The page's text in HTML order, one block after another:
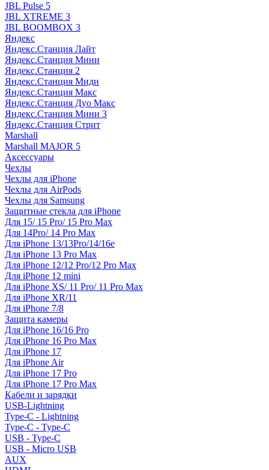
JBL Pulse 5
JBL XTREME 3
JBL BOOMBOX 3
Яндекс
Яндекс.Станция Лайт
Яндекс.Станция Мини
Яндекс.Станция 2
Яндекс.Станция Миди
Яндекс.Станция Макс
Яндекс.Станция Дуо Макс
Яндекс.Станция Мини 3
Яндекс.Станция Стрит
Marshall
Marshall MAJOR 5
Аксессуары
Чехлы
Чехлы для iPhone
Чехлы для AirPods
Чехлы для Samsung
Защитные стекла для iPhone
Для 15/ 15 Pro/ 15 Pro Max
Для 14Pro/ 14 Pro Max
Для iPhone 13/13Pro/14/16e
Для iPhone 13 Pro Max
Для iPhone 12/12 Pro/12 Pro Max
Для iPhone 12 mini
Для iPhone XS/ 11 Pro/ 11 Pro Max
Для iPhone XR/11
Для iPhone 7/8
Защита камеры
Для iPhone 16/16 Pro
Для iPhone 16 Pro Max
Для iPhone 17
Для iPhone Air
Для iPhone 17 Pro
Для iPhone 17 Pro Max
Кабели и зарядки
USB-Lightning
Type-C - Lightning
Type-C - Type-C
USB - Type-C
USB - Micro USB
AUX